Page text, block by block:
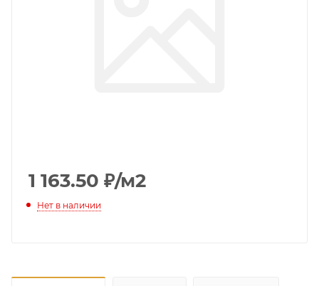
1 163.50 ₽/м2
Нет в наличии